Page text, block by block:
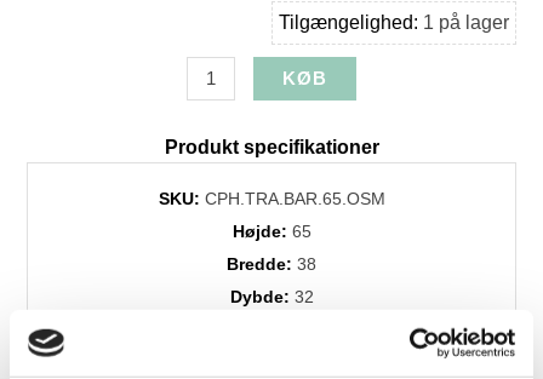
Tilgængelighed: 1 på lager
Produkt specifikationer
SKU: CPH.TRA.BAR.65.OSM
Højde: 65
Bredde: 38
Dybde: 32